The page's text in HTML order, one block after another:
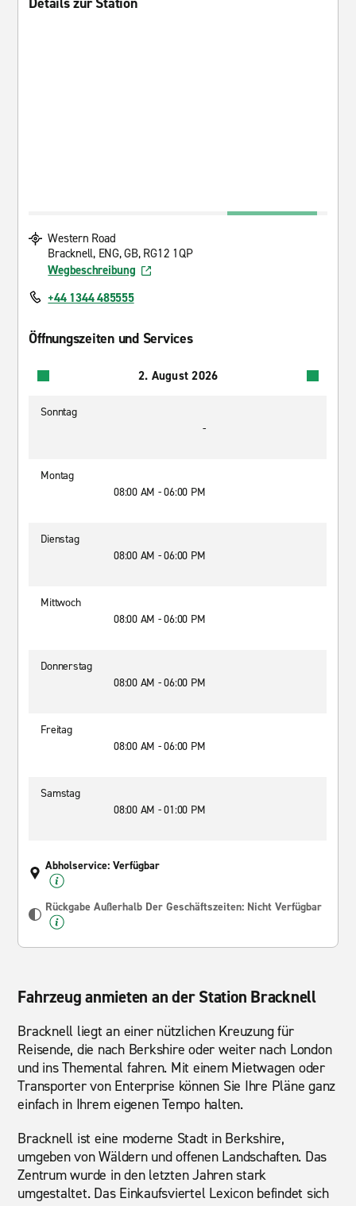
Western Road
Bracknell, ENG, GB, RG12 1QP
Wegbeschreibung
+44 1344 485555
Öffnungszeiten und Services
2. August 2026
Sonntag
-
Montag
08:00 AM - 06:00 PM
Dienstag
08:00 AM - 06:00 PM
Mittwoch
08:00 AM - 06:00 PM
Donnerstag
08:00 AM - 06:00 PM
Freitag
08:00 AM - 06:00 PM
Samstag
08:00 AM - 01:00 PM
Abholservice: Verfügbar
Rückgabe Außerhalb Der Geschäftszeiten: Nicht Verfügbar
Fahrzeug anmieten an der Station Bracknell
Bracknell liegt an einer nützlichen Kreuzung für
Reisende, die nach Berkshire oder weiter nach London
und ins Themental fahren. Mit einem Mietwagen oder
Transporter von Enterprise können Sie Ihre Pläne ganz
einfach in Ihrem eigenen Tempo halten.
Bracknell ist eine moderne Stadt in Berkshire,
umgeben von Wäldern und offenen Landschaften. Das
Zentrum wurde in den letzten Jahren stark
umgestaltet. Das Einkaufsviertel Lexicon befindet sich